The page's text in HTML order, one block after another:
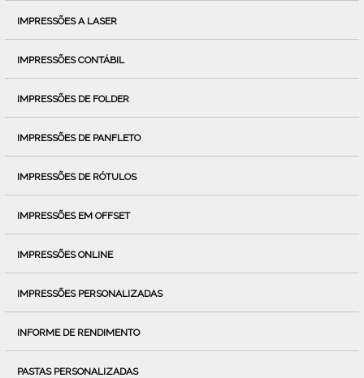
IMPRESSÕES A LASER
IMPRESSÕES CONTÁBIL
IMPRESSÕES DE FOLDER
IMPRESSÕES DE PANFLETO
IMPRESSÕES DE RÓTULOS
IMPRESSÕES EM OFFSET
IMPRESSÕES ONLINE
IMPRESSÕES PERSONALIZADAS
INFORME DE RENDIMENTO
PASTAS PERSONALIZADAS